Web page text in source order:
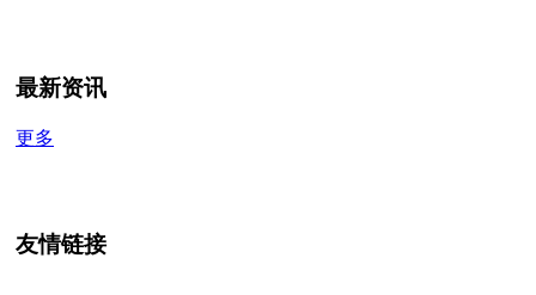
最新资讯
更多
友情链接